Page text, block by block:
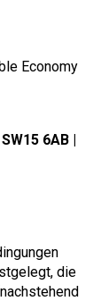
Economy
6AB |
die